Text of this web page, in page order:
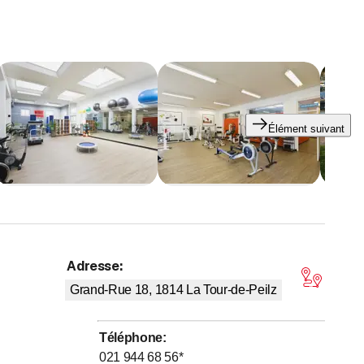
de blessures ou de maladies. Il est donc important
Élément suivant
sur 5 étoiles
Adresse:
Grand-Rue 18, 1814 La Tour-de-Peilz
Téléphone:
021 944 68 56*